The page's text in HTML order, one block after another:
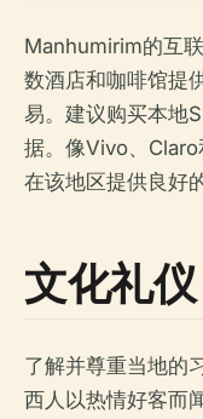
Manhumirim的互
数酒店和咖啡馆提
易。建议购买本地
据。像Vivo、
在该地区提供良好
文化礼仪
了解并尊重当地的
西人以热情好客而